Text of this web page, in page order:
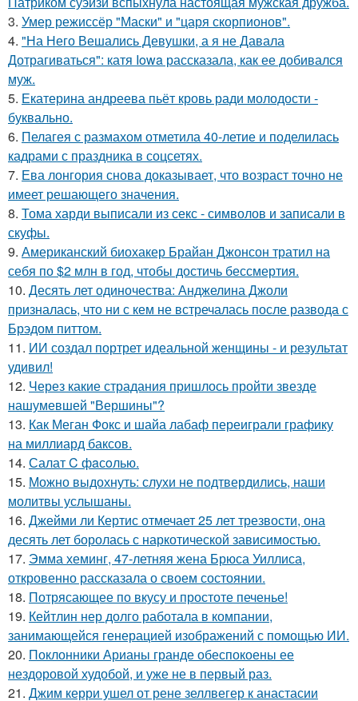
3. Умер режиссёр "Маски" и "царя скорпионов".
4. "На Него Вешались Девушки, а я не Давала
Дотрагиваться": катя Iowa рассказала, как ее добивался
муж.
5. Екатерина андреева пьёт кровь ради молодости -
буквально.
6. Пелагея с размахом отметила 40-летие и поделилась
кадрами с праздника в соцсетях.
7. Ева лонгория снова доказывает, что возраст точно не
имеет решающего значения.
8. Тома харди выписали из секс - символов и записали в
скуфы.
9. Американский биохакер Брайан Джонсон тратил на
себя по $2 млн в год, чтобы достичь бессмертия.
10. Десять лет одиночества: Анджелина Джоли
призналась, что ни с кем не встречалась после развода с
Брэдом питтом.
11. ИИ создал портрет идеальной женщины - и результат
удивил!
12. Через какие страдания пришлось пройти звезде
нашумевшей "Вершины"?
13. Как Меган Фокс и шайа лабаф переиграли графику
на миллиард баксов.
14. Салат C фaсoлью.
15. Можно выдохнуть: слухи не подтвердились, наши
молитвы услышаны.
16. Джейми ли Кертис отмечает 25 лет трезвости, она
десять лет боролась с наркотической зависимостью.
17. Эмма хеминг, 47-летняя жена Брюса Уиллиса,
откровенно рассказала о своем состоянии.
18. Потрясающее по вкусу и простоте печенье!
19. Кейтлин нер долго работала в компании,
занимающейся генерацией изображений с помощью ИИ.
20. Поклонники Арианы гранде обеспокоены ее
нездоровой худобой, и уже не в первый раз.
21. Джим керри ушел от рене зеллвегер к анастасии